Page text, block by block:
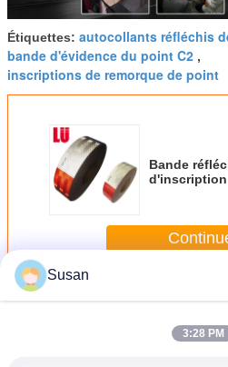
Étiquettes: autocollants réfléchis
bande d'évidence du point C2 ,
inscriptions de remorque de point
Bande
d'inscription
PlusBande réfléchie du point C2
Susan
3:28 PM